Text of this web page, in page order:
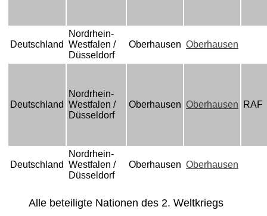
Deutschland
Nordrhein-
Westfalen /
Düsseldorf
Oberhausen Oberhausen
Deutschland
Nordrhein-
Westfalen /
Düsseldorf
Oberhausen Oberhausen RAF
Deutschland
Nordrhein-
Westfalen /
Düsseldorf
Oberhausen Oberhausen
Alle beteiligte Nationen des 2. Weltkriegs